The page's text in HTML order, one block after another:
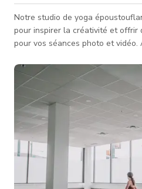
Notre studio de yoga
pour inspirer la créativité et offrir
pour vos séances photo et vidéo.
contemporain, ce studio
charme classique et d'élégance moderne. Cet
disponible pour les loisirs et les